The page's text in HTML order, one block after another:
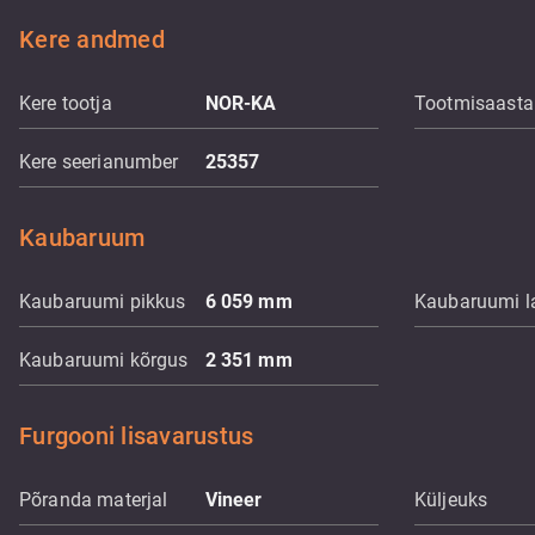
Kere andmed
Kere tootja NOR-KA Tootmisaasta
Kere seerianumber 25357
Kaubaruum
Kaubaruumi pikkus 6 059mm Kaubaruumi
Kaubaruumi kõrgus 2 351mm
Furgooni lisavarustus
Põranda materjal Vineer Küljeuks